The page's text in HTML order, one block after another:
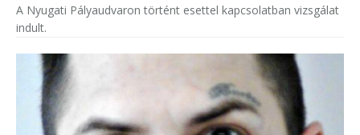
A Nyugati Pályaudvaron történt esettel kapcsolatban vizsgálat
indult.